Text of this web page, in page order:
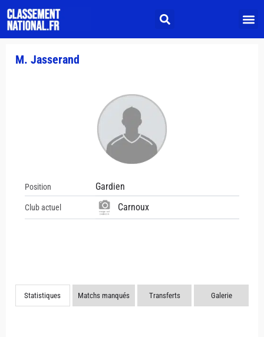
M. Jasserand
Position Gardien
Club actuel Carnoux
Statistiques Matchs manqués Transferts Galerie